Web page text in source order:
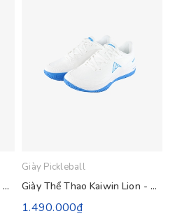
Giày Thể Thao Kaiwin Lion - Vàng Be
Giày Pickleball
Giày Thể Thao Kaiwin Lion - Trắng Xanh Bích
1.490.000₫